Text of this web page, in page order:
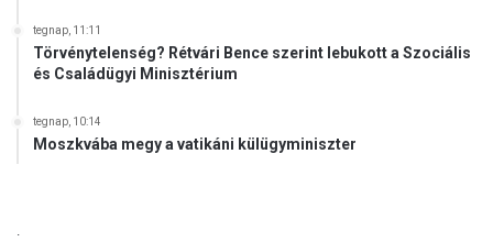
tegnap, 11:11
Törvénytelenség? Rétvári Bence szerint lebukott a Szociális
és Családügyi Minisztérium
tegnap, 10:14
Moszkvába megy a vatikáni külügyminiszter
.